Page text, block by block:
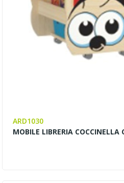
ARD1030
MOBILE LIBRERIA